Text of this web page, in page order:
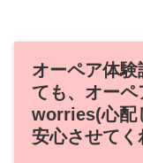
オーペア体
ても、オー
worries(心配
安心させてく